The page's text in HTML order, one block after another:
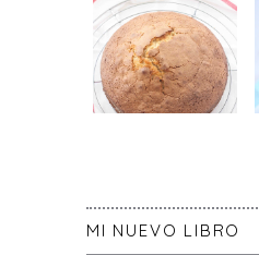
MI NUEVO LIBRO